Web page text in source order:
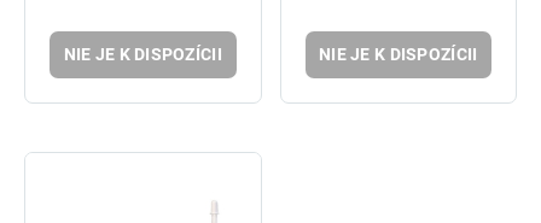
NIE JE K DISPOZÍCII NIE JE K DISPOZÍCII